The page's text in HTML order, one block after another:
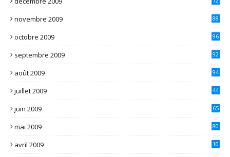
novembre 2009 88
octobre 2009 96
septembre 2009 92
août 2009 94
juillet 2009 44
juin 2009 65
mai 2009 80
avril 2009
10